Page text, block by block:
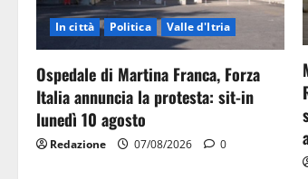
In città Politica Valle d'Itria
Ospedale di Martina Franca, Forza
Italia annuncia la protesta: sit-in
lunedì 10 agosto
Redazione 07/08/2026 0